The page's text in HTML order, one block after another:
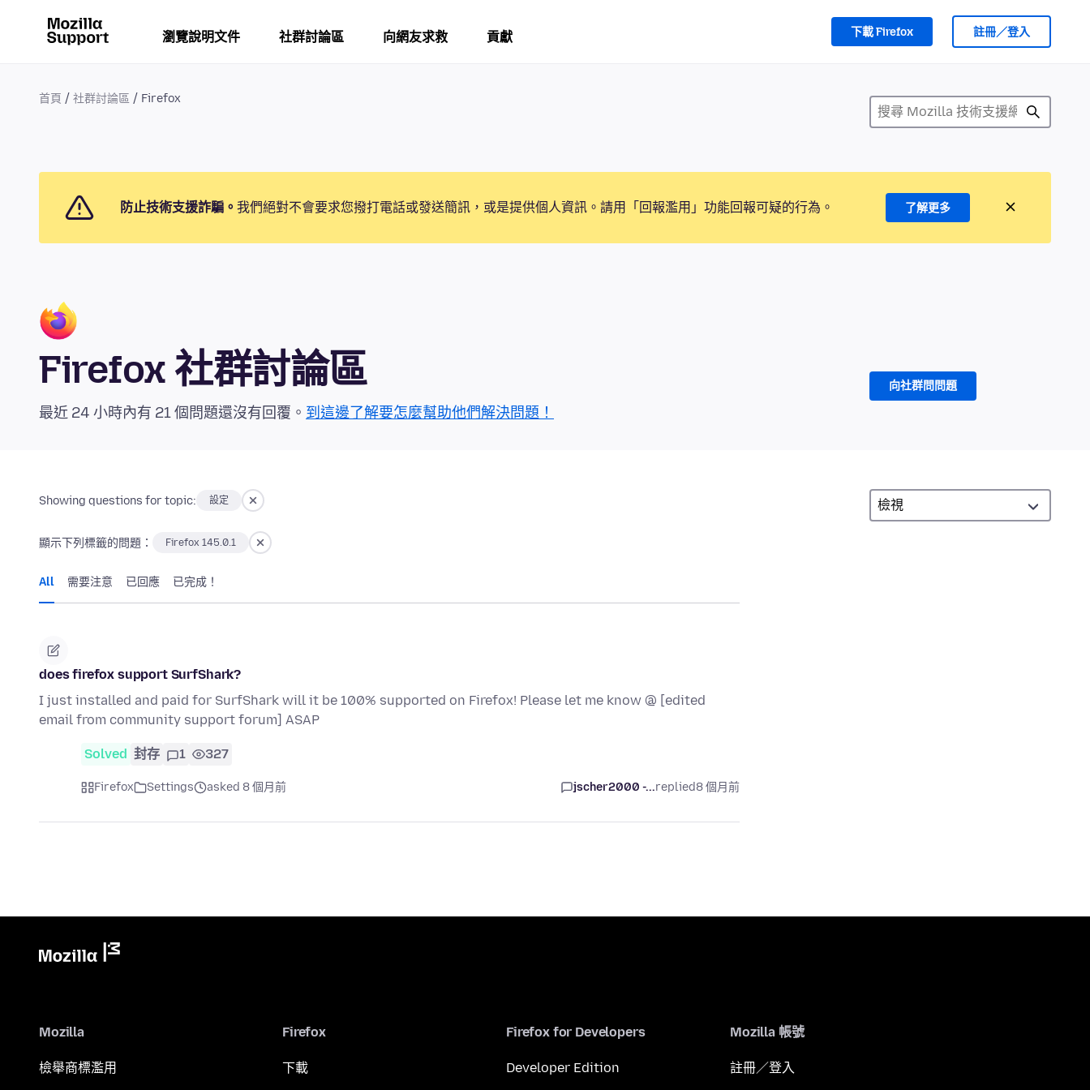
瀏覽說明文件 社群討論區 向網友求救 貢獻 下載 Firefox 註冊／登入
首頁 社群討論區 Firefox
防止技術支援詐騙。 我們絕對不會要求您撥打電話或發送簡訊，或是提供個人資訊。請用「回報濫用」功能回報可疑的行為。 了解更多
Firefox 社群討論區
最近 24 小時內有 21 個問題還沒有回覆。 到這邊了解要怎麼幫助他們解決問題！
向社群問問題
Showing questions for topic: 設定
顯示下列標籤的問題： Firefox 145.0.1
All 需要注意 已回應 已完成！
does firefox support SurfShark?
I just installed and paid for SurfShark will it be 100% supported on Firefox! Please let me know @ [edited
email from community support forum] ASAP
Solved 封存 1 327
Firefox Settings asked 8 個月前 jscher2000 -...replied8 個月前
Mozilla
檢舉商標濫用
Firefox
下載
Firefox for Developers
Developer Edition
Mozilla 帳號
註冊／登入